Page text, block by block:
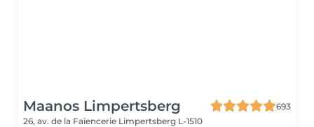
Maanos Limpertsberg
693
26, av. de la Faïencerie Limpertsberg L-1510